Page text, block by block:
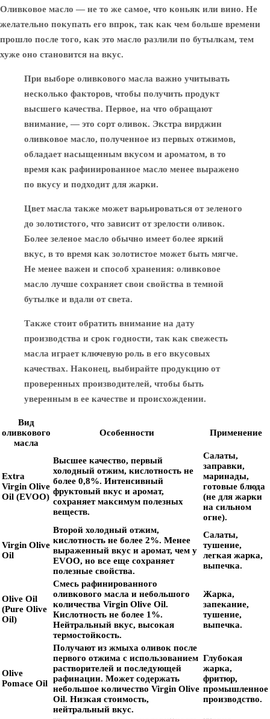
Оливковое масло — не то же самое, что коньяк или вино. Не
желательно покупать его впрок, так как чем больше времени
прошло после того, как это масло разлили по бутылкам, тем
хуже оно становится на вкус.
При выборе оливкового масла важно учитывать
несколько факторов, чтобы получить продукт
высшего качества. Первое, на что обращают
внимание, — это сорт оливок. Экстра вирджин
оливковое масло, полученное из первых отжимов,
обладает насыщенным вкусом и ароматом, в то
время как рафинированное масло менее выражено
по вкусу и подходит для жарки.
Цвет масла также может варьироваться от зеленого
до золотистого, что зависит от зрелости оливок.
Более зеленое масло обычно имеет более яркий
вкус, в то время как золотистое может быть мягче.
Не менее важен и способ хранения: оливковое
масло лучше сохраняет свои свойства в темной
бутылке и вдали от света.
Также стоит обратить внимание на дату
производства и срок годности, так как свежесть
масла играет ключевую роль в его вкусовых
качествах. Наконец, выбирайте продукцию от
проверенных производителей, чтобы быть
уверенным в ее качестве и происхождении.
Вид
оливкового
масла
Особенности Применение
Extra
Virgin Olive
Oil (EVOO)
Высшее качество, первый
холодный отжим, кислотность не
более 0,8%. Интенсивный
фруктовый вкус и аромат,
сохраняет максимум полезных
веществ.
Салаты,
заправки,
маринады,
готовые блюда
(не для жарки
на сильном
огне).
Virgin Olive
Oil
Второй холодный отжим,
кислотность не более 2%. Менее
выраженный вкус и аромат, чем у
EVOO, но все еще сохраняет
полезные свойства.
Салаты,
тушение,
легкая жарка,
выпечка.
Olive Oil
(Pure Olive
Oil)
Смесь рафинированного
оливкового масла и небольшого
количества Virgin Olive Oil.
Кислотность не более 1%.
Нейтральный вкус, высокая
термостойкость.
Жарка,
запекание,
тушение,
выпечка.
Olive
Pomace Oil
Получают из жмыха оливок после
первого отжима с использованием
растворителей и последующей
рафинации. Может содержать
небольшое количество Virgin Olive
Oil. Низкая стоимость,
нейтральный вкус.
Глубокая
жарка,
фритюр,
промышленное
производство.